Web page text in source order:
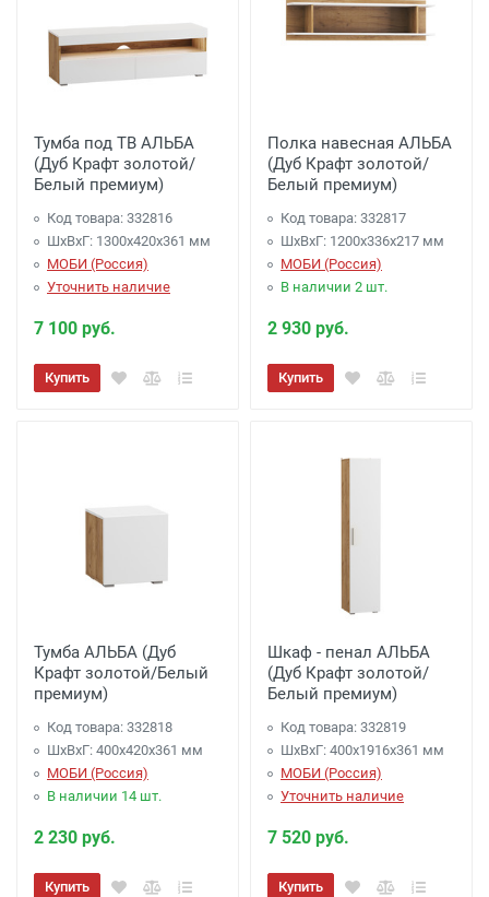
Доставка до терминала ТК*на сумму более
80 000 руб. - Бесплатно
Доставка до терминала ТК
* -города отправителя,
Список ТК :
Подъем Мебели (Крупногабаритные вещи)
первый)
Подъем от 700 рублей при использовании
грузового лифта
Сборка: 10% от стоимости (но не менее 1500
рублей)
Тумба под ТВ АЛЬБА
(Дуб Крафт золотой/
Белый премиум)
Код товара: 332816
ШхВхГ: 1300х420х361 мм
МОБИ (Россия)
Уточнить наличие
7 100 руб.
Купить
Полка навесная АЛЬБА
(Дуб Крафт золотой/
Белый премиум)
Код товара: 332817
ШхВхГ: 1200х336х217 мм
МОБИ (Россия)
В наличии 2 шт.
2 930 руб.
Купить
Тумба АЛЬБА (Дуб
Крафт золотой/Белый
премиум)
Код товара: 332818
ШхВхГ: 400х420х361 мм
МОБИ (Россия)
В наличии 14 шт.
2 230 руб.
Купить
Шкаф - пенал АЛЬБА
(Дуб Крафт золотой/
Белый премиум)
Код товара: 332819
ШхВхГ: 400х1916х361 мм
МОБИ (Россия)
Уточнить наличие
7 520 руб.
Купить